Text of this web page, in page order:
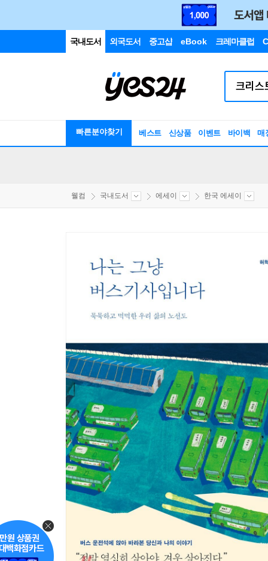
국내도서 외국도서 중고샵 eBook 크레마클럽
빠른분야찾기 베스트 신상품 이벤트 바이백 매
웰컴 국내도서 에세이 한국 에세이